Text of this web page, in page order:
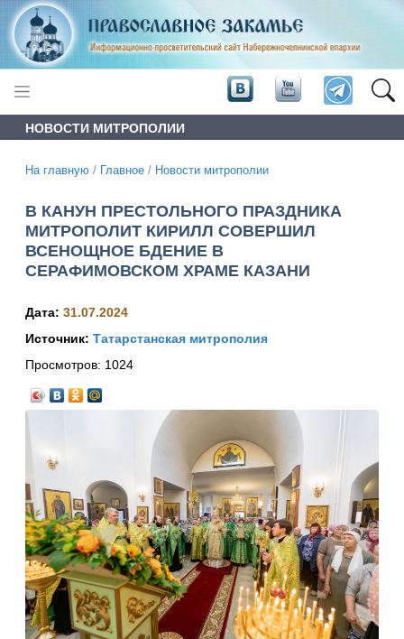
НОВОСТИ МИТРОПОЛИИ
На главную / Главное / Новости митрополии
В КАНУН ПРЕСТОЛЬНОГО ПРАЗДНИКА
МИТРОПОЛИТ КИРИЛЛ СОВЕРШИЛ
ВСЕНОЩНОЕ БДЕНИЕ В
СЕРАФИМОВСКОМ ХРАМЕ КАЗАНИ
Дата: 31.07.2024
Источник: Татарстанская митрополия
Просмотров: 1024